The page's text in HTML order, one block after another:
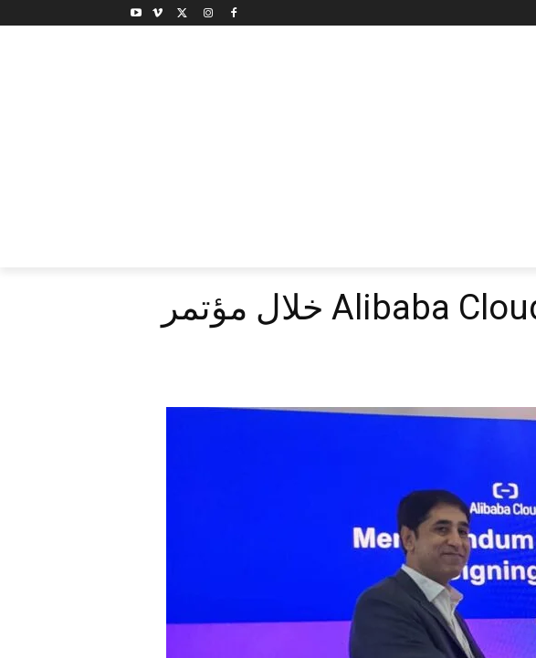
الجامعة الهاشمية توقع مذكرة تفاهم مع Alibaba Cloud خلال مؤتمر